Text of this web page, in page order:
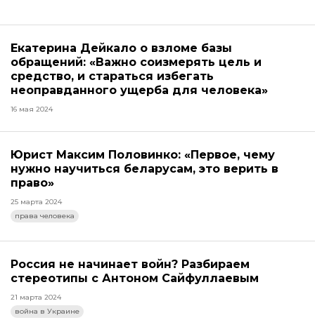
Екатерина Дейкало о взломе базы
обращений: «Важно соизмерять цель и
средство, и стараться избегать
неоправданного ущерба для человека»
16 мая 2024
Юрист Максим Половинко: «Первое, чему
нужно научиться беларусам, это верить в
право»
25 марта 2024
права человека
Россия не начинает войн? Разбираем
стереотипы с Антоном Сайфуллаевым
21 марта 2024
война в Украине